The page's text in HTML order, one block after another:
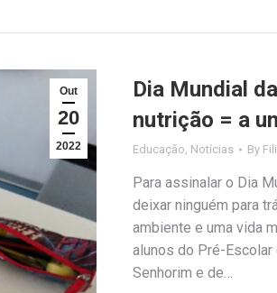
Out
20
2022
Dia Mundial
nutrição = a
Educação, Notícias By
Para assinalar o Dia
deixar ninguém para
ambiente e uma vida
alunos do Pré-Escolar
Senhorim e de…